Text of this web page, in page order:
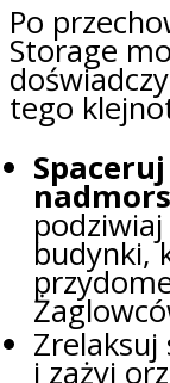
Po
Storage
tego
budynki,
Zrelaksuj
i zażyj